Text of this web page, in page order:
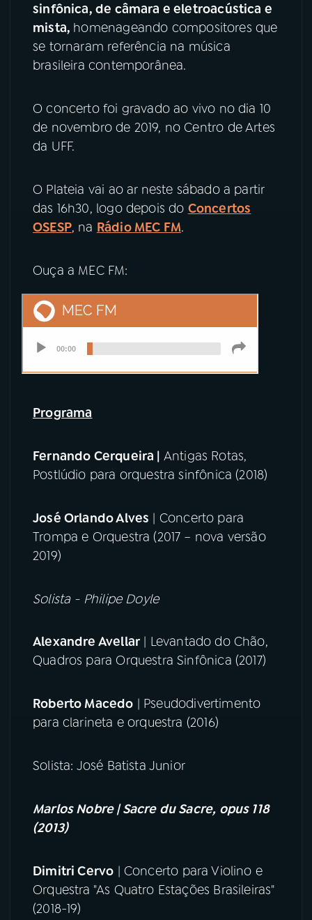
sinfônica, de câmara e eletroacústica e
mista, homenageando compositores que
se tornaram referência na música
brasileira contemporânea.
O concerto foi gravado ao vivo no dia 10
de novembro de 2019, no Centro de Artes
da UFF.
O Plateia vai ao ar neste sábado a partir
das 16h30, logo depois do Concertos
OSESP, na Rádio MEC FM.
Ouça a MEC FM:
Programa
Fernando Cerqueira | Antigas Rotas,
Postlúdio para orquestra sinfônica (2018)
José Orlando Alves | Concerto para
Trompa e Orquestra (2017 – nova versão
2019)
Solista - Philipe Doyle
Alexandre Avellar| Levantado do Chão,
Quadros para Orquestra Sinfônica (2017)
Roberto Macedo | Pseudodivertimento
para clarineta e orquestra (2016)
Solista: José Batista Junior
Marlos Nobre | Sacre du Sacre, opus 118
(2013)
Dimitri Cervo | Concerto para Violino e
Orquestra "As Quatro Estações Brasileiras"
(2018-19)